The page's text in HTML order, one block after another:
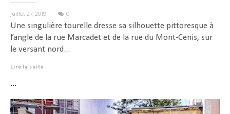
juillet 27, 2019 0
Une singulière tourelle dresse sa silhouette pittoresque à
l’angle de la rue Marcadet et de la rue du Mont-Cenis, sur
le versant nord...
Lire la suite
...